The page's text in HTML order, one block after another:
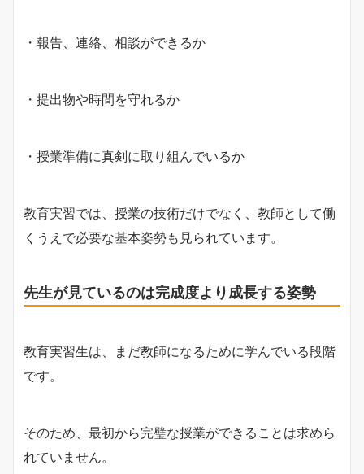
・報告、連絡、相談ができるか
・提出物や時間を守れるか
・授業準備に真剣に取り組んでいるか
教育実習では、授業の技術だけでなく、教師として働
くうえで必要な基本姿勢も見られています。
先生が見ているのは完成度より成長する姿勢
教育実習生は、まだ教師になるために学んでいる段階
です。
そのため、最初から完璧な授業ができることは求めら
れていません。